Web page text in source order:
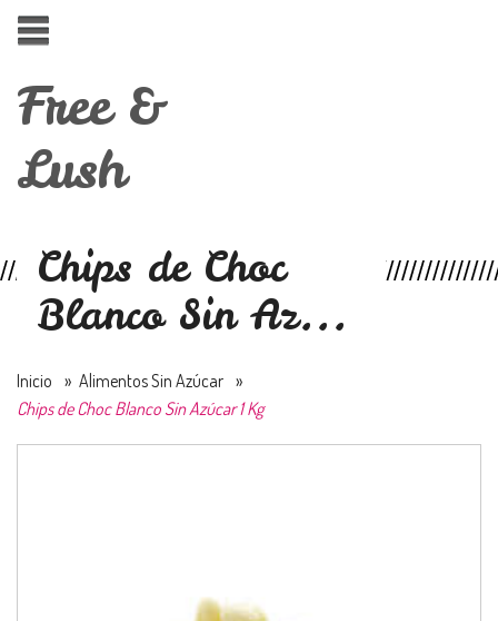
Free &
Lush
Chips de Choc
Blanco Sin Az...
Inicio » Alimentos Sin Azúcar »
Chips de Choc Blanco Sin Azúcar 1 Kg